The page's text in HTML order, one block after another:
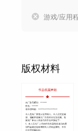
游戏/应用
版权材料